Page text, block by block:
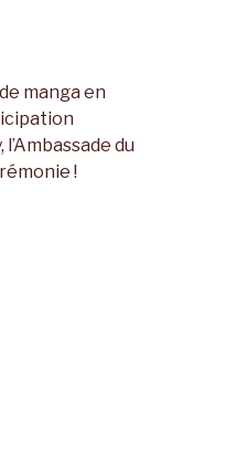
manga en
du
!